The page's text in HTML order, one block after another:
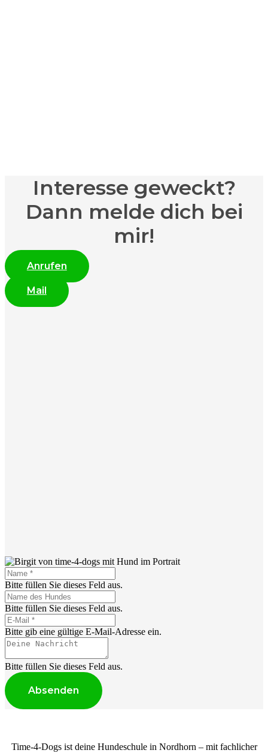
Interesse geweckt?
Dann melde dich bei
mir!
Anrufen
Mail
Bitte füllen Sie dieses Feld aus.
Bitte füllen Sie dieses Feld aus.
Bitte gib eine gültige E-Mail-Adresse ein.
Bitte füllen Sie dieses Feld aus.
Absenden
Time-4-Dogs ist deine Hundeschule in Nordhorn – mit fachlicher